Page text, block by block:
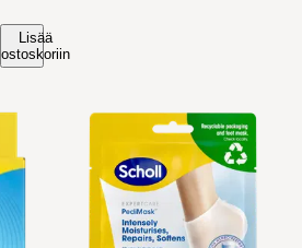
Lisää
ostoskoriin